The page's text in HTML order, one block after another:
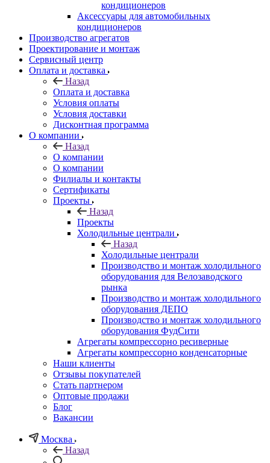
кондиционеров
Аксессуары для автомобильных
кондиционеров
Производство агрегатов
Проектирование и монтаж
Сервисный центр
Оплата и доставка
Назад
Оплата и доставка
Условия оплаты
Условия доставки
Дисконтная программа
О компании
Назад
О компании
О компании
Филиалы и контакты
Сертификаты
Проекты
Назад
Проекты
Холодильные централи
Назад
Холодильные централи
Производство и монтаж холодильного
оборудования для Велозаводского
рынка
Производство и монтаж холодильного
оборудования ДЕПО
Производство и монтаж холодильного
оборудования ФудСити
Агрегаты компрессорно ресиверные
Агрегаты компрессорно конденсаторные
Наши клиенты
Отзывы покупателей
Стать партнером
Оптовые продажи
Блог
Вакансии
Москва
Назад